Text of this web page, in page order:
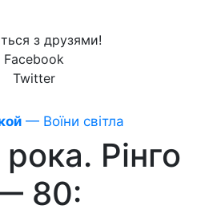
з друзями!
Facebook
Twitter
— Воїни світла
Рінго
80: